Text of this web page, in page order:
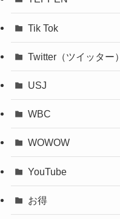
Tik Tok
Twitter（ツイッター）
USJ
WBC
WOWOW
YouTube
お得